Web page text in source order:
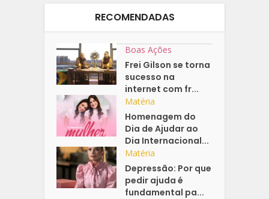
RECOMENDADAS
Boas Ações
Frei Gilson se torna
sucesso na
internet com fr...
Matéria
Homenagem do
Dia de Ajudar ao
Dia Internacional...
Matéria
Depressão: Por que
pedir ajuda é
fundamental pa...